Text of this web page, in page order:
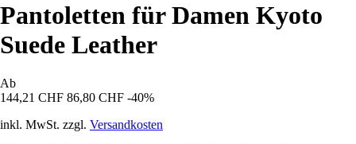
Pantoletten für Damen Kyoto
Suede Leather
Ab
144,21 CHF 86,80 CHF -40%
inkl. MwSt. zzgl. Versandkosten